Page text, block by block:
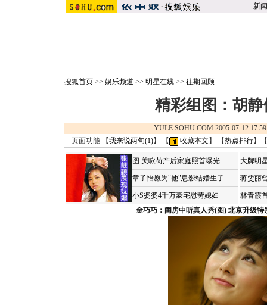
新闻
搜狐首页 >> 娱乐频道 >> 明星在线 >> 往期回顾
精彩组图：胡
YULE.SOHU.COM 2005-07-12
页面功能 【我来说两句(1)】 【 收藏本文 】 【热点排行】【
图:关咏荷产后家庭照首曝光
章子怡愿为"他"息影结婚生子
小S婆婆4千万豪宅慰劳媳妇
大牌明
蒋雯丽
林青霞
金巧巧：闺房中听真人秀(图) 北京升级特